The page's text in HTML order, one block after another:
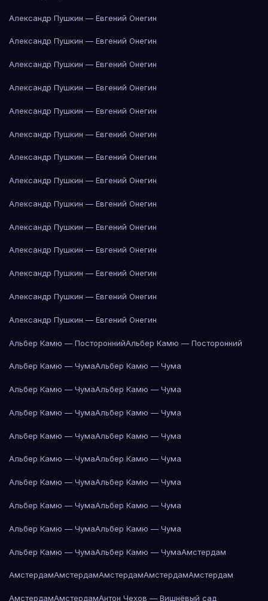
Александр Пушкин — Евгений Онегин
Александр Пушкин — Евгений Онегин
Александр Пушкин — Евгений Онегин
Александр Пушкин — Евгений Онегин
Александр Пушкин — Евгений Онегин
Александр Пушкин — Евгений Онегин
Александр Пушкин — Евгений Онегин
Александр Пушкин — Евгений Онегин
Александр Пушкин — Евгений Онегин
Александр Пушкин — Евгений Онегин
Александр Пушкин — Евгений Онегин
Александр Пушкин — Евгений Онегин
Александр Пушкин — Евгений Онегин
Александр Пушкин — Евгений Онегин
Альбер Камю — ПостороннийАльбер Камю — Посторонний
Альбер Камю — ЧумаАльбер Камю — Чума
Альбер Камю — ЧумаАльбер Камю — Чума
Альбер Камю — ЧумаАльбер Камю — Чума
Альбер Камю — ЧумаАльбер Камю — Чума
Альбер Камю — ЧумаАльбер Камю — Чума
Альбер Камю — ЧумаАльбер Камю — Чума
Альбер Камю — ЧумаАльбер Камю — Чума
Альбер Камю — ЧумаАльбер Камю — Чума
Альбер Камю — ЧумаАльбер Камю — ЧумаАмстердам
АмстердамАмстердамАмстердамАмстердамАмстердам
АмстердамАмстердамАнтон Чехов — Вишнёвый сад